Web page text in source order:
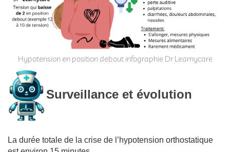
Hypotension en position debout infographie Dr Learnycare
Surveillance et évolution
La durée totale de la crise de l’hypotension orthostatique